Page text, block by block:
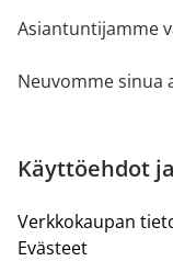
Asiantuntijamme
Neuvomme sinua
Käyttöehdot
Verkkokaupan
Evästeet